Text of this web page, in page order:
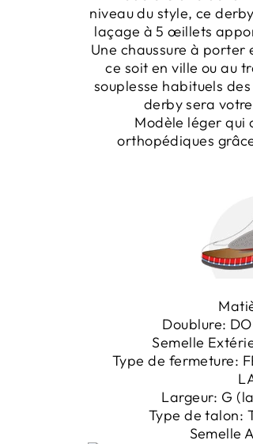
niveau du style, ce
laçage à 5 œillets
Une chaussure à porter
ce soit en ville ou au
souplesse habituels
derby sera
Modèle léger qui
orthopédiques
Doublure:
Semelle
Type de fermeture:
Largeur: G
Type de talon:
Semelle